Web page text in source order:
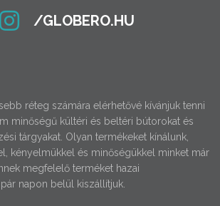
réteg számára elérhetővé kívánjuk tenni
minőségű kültéri és beltéri bútorokat és
tárgyakat. Olyan termékeket kínálunk,
kényelmükkel és minőségükkel minket már
megfelelő terméket hazai
napon belül kiszállítjuk.